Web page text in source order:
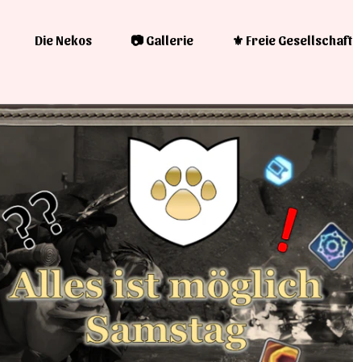
Die Nekos 📷 Gallerie ⚜️ Freie Gesellschaft